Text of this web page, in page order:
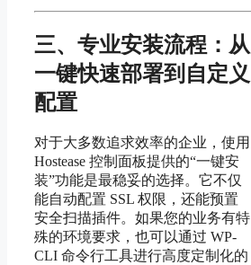
三、专业安装流程：从
一键快速部署到自定义
配置
对于大多数追求效率的企业，使用
Hostease 控制面板提供的“一键安
装”功能是最稳妥的选择。它不仅
能自动配置 SSL 权限，还能预置
安全扫描插件。如果您的业务有特
殊的环境要求，也可以通过 WP-
CLI 命令行工具进行高度定制化的